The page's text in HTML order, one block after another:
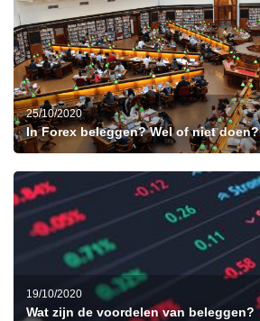
25/10/2020
In Forex beleggen? Wel of niet doen?
19/10/2020
Wat zijn de voordelen van beleggen?